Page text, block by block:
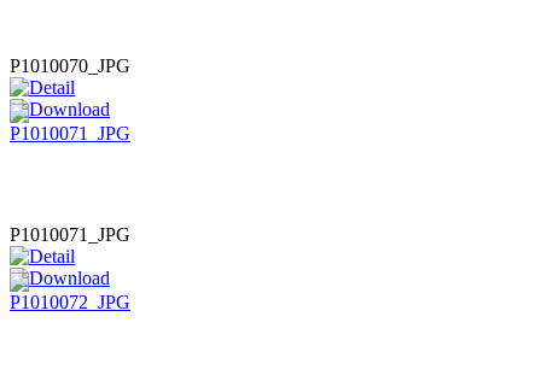
P1010070_JPG
P1010071_JPG